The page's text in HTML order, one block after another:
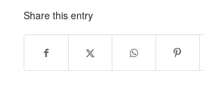
Share this entry